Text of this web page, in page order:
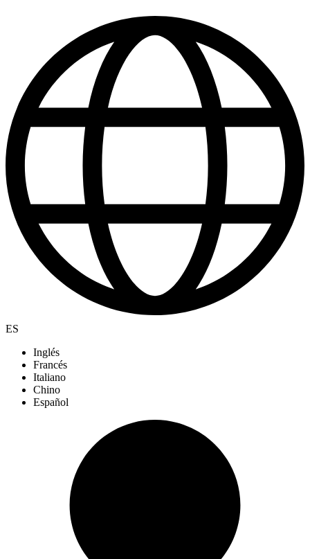
ES
Inglés
Francés
Italiano
Chino
Español